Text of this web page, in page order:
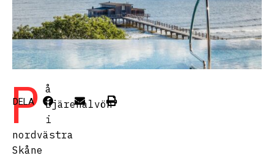
P å
Bjärehalvön
i
nordvästra
Skåne
DELA